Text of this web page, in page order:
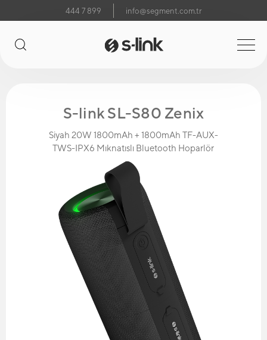
444 7 899 info@segment.com.tr
S-link SL-S80 Zenix
Siyah 20W 1800mAh + 1800mAh TF-AUX-
TWS-IPX6 Mıknatıslı Bluetooth Hoparlör